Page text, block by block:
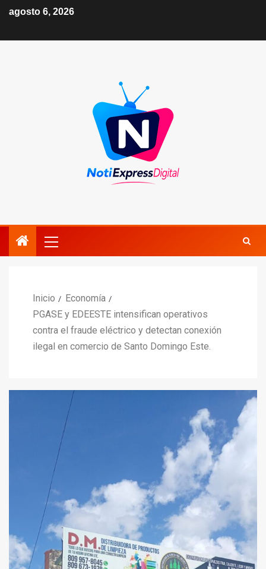
agosto 6, 2026
Inicio
Economía
PGASE y EDEESTE intensifican operativos
contra el fraude eléctrico y detectan conexión
ilegal en comercio de Santo Domingo Este.